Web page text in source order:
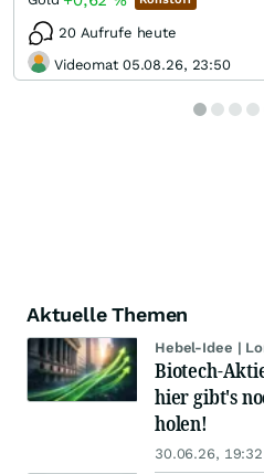
20 Aufrufe heute
Videomat 05.08.26, 23:50
Aktuelle Themen
Hebel-Idee |
Biotech-
hier gibt's
holen!
30.06.26, 19:32